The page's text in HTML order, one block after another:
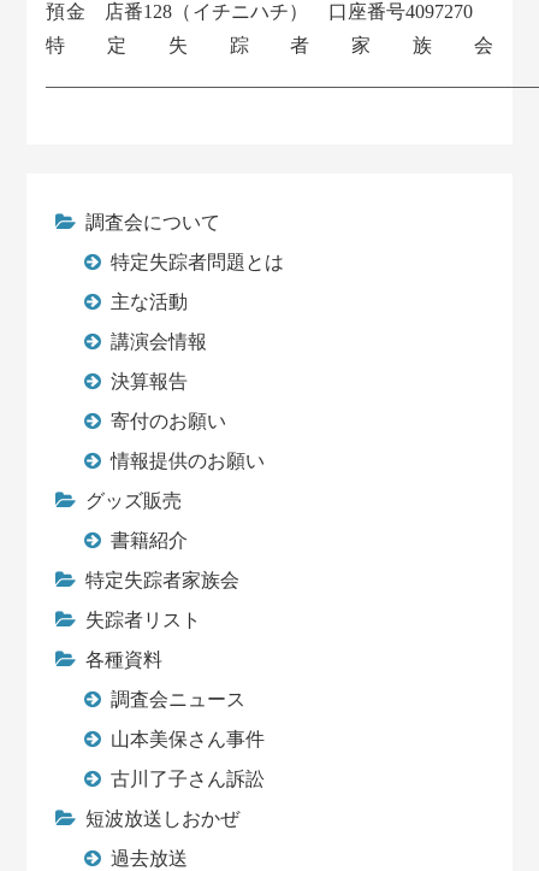
預金 店番128（イチニハチ） 口座番号4097270
特定失踪者家族会
調査会について
特定失踪者問題とは
主な活動
講演会情報
決算報告
寄付のお願い
情報提供のお願い
グッズ販売
書籍紹介
特定失踪者家族会
失踪者リスト
各種資料
調査会ニュース
山本美保さん事件
古川了子さん訴訟
短波放送しおかぜ
過去放送